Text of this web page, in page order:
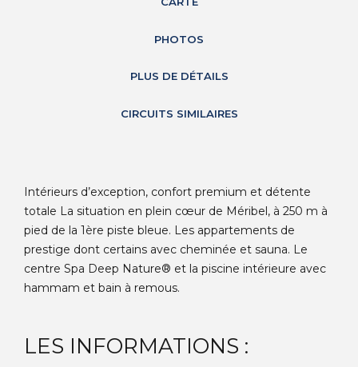
PHOTOS
PLUS DE DÉTAILS
CIRCUITS SIMILAIRES
Intérieurs d’exception, confort premium et détente
totale La situation en plein cœur de Méribel, à 250 m à
pied de la 1ère piste bleue. Les appartements de
prestige dont certains avec cheminée et sauna. Le
centre Spa Deep Nature® et la piscine intérieure avec
hammam et bain à remous.
LES INFORMATIONS :